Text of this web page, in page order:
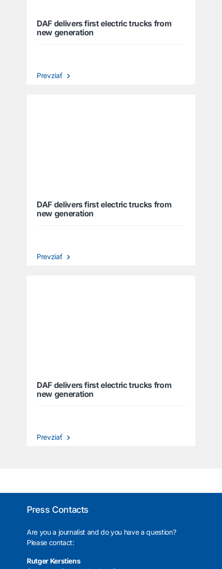
DAF delivers first electric trucks from
new generation
Prevziať
DAF delivers first electric trucks from
new generation
Prevziať
DAF delivers first electric trucks from
new generation
Prevziať
Press Contacts
Are you a journalist and do you have a question?
Please contact:
Rutger Kerstiens